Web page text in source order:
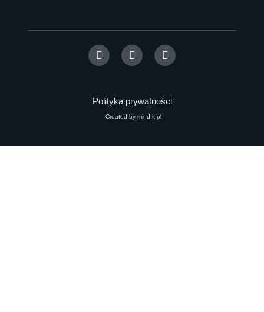
Polityka prywatności
Created by mind-it.pl